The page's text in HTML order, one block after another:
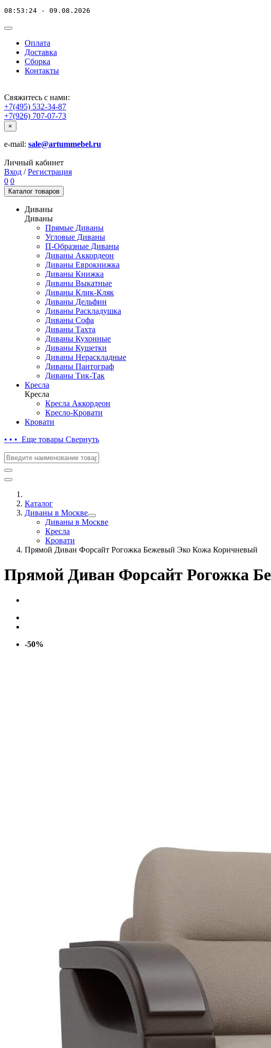
08:53:24 - 09.08.2026
Оплата
Доставка
Сборка
Контакты
Свяжитесь с нами:
+7(495) 532-34-87
+7(926) 707-07-73
×
e-mail: sale@artummebel.ru
Личный кабинет
Вход / Регистрация
0 0
Каталог товаров
Диваны
Диваны
Прямые Диваны
Угловые Диваны
П-Образные Диваны
Диваны Аккордеон
Диваны Еврокнижка
Диваны Книжка
Диваны Выкатные
Диваны Клик-Кляк
Диваны Дельфин
Диваны Раскладушка
Диваны Софа
Диваны Тахта
Диваны Кухонные
Диваны Кушетки
Диваны Нераскладные
Диваны Пантограф
Диваны Тик-Так
Кресла
Кресла
Кресла Аккордеон
Кресло-Кровати
Кровати
• • • Еще товары Свернуть
Каталог
Диваны в Москве
Диваны в Москве
Кресла
Кровати
Прямой Диван Форсайт Рогожка Бежевый Эко Кожа Коричневый
Прямой Диван Форсайт Рогожка
-50%